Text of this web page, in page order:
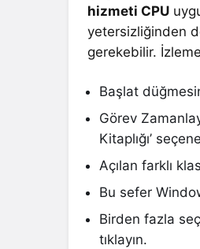
hizmeti CPU
yetersizliğinden
gerekebilir.
Başlat
Görev
Kitaplığı’
Açılan farklı
Bu sefer
Birden fazla
tıklayın.